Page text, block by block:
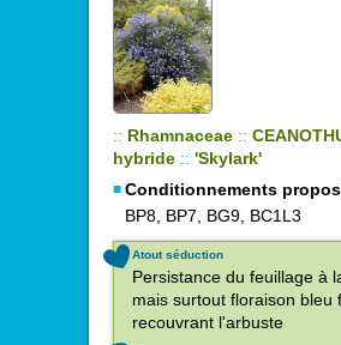
:: Rhamnaceae ::
hybride :: 'Skylark'
Conditionnements
BP8, BP7, BG9, BC1L3
Atout séduction
Persistance du feuillage à
mais surtout floraison bleu
recouvrant l'arbuste